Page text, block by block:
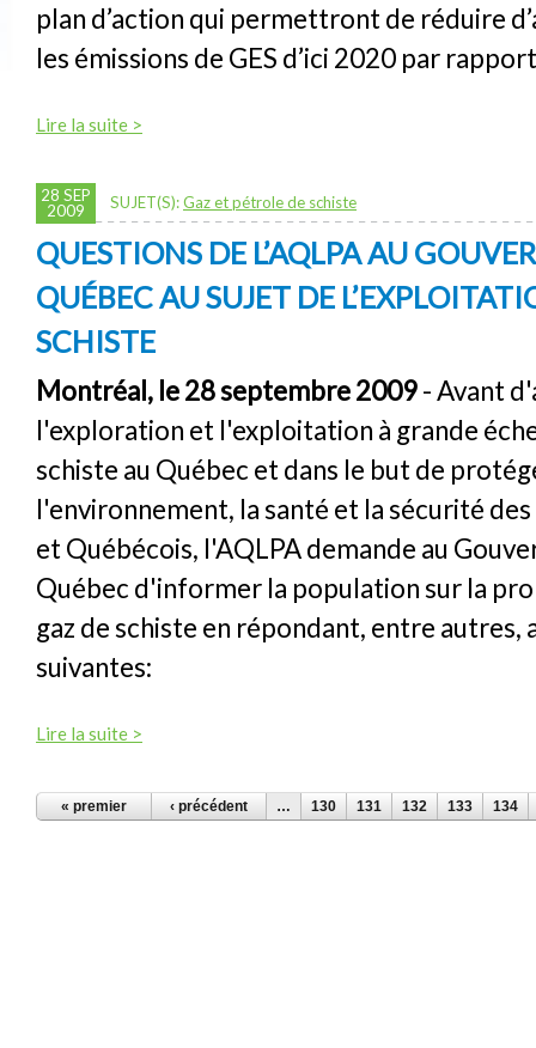
plan d’action qui permettront de réduire
les émissions de GES d’ici 2020 par
Lire la suite >
28 SEP
2009
SUJET(S):Gaz et pétrole de schiste
QUESTIONS DE L’AQLPA AU
QUÉBEC AU SUJET DE
SCHISTE
Montréal, le 28 septembre 2009- Avant
l'exploration et l'exploitation à grande
schiste au Québec et dans le but de
l'environnement, la santé et la sécurité
et Québécois, l'AQLPA demande au
Québec d'informer la population sur la
gaz de schiste en répondant, entre autres,
suivantes:
Lire la suite >
PAGES
« premier ‹ précédent … 130 131 132 133 134